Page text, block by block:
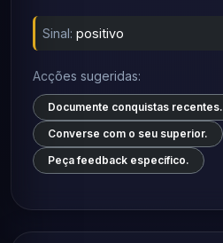
Sinal: positivo
Acções sugeridas:
Documente conquistas recentes.
Converse com o seu superior.
Peça feedback específico.